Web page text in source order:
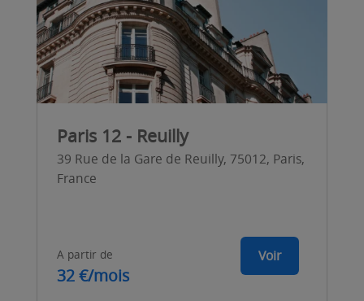
Paris 12 - Reuilly
39 Rue de la Gare de Reuilly, 75012, Paris,
France
A partir de
32 €/mois
Voir